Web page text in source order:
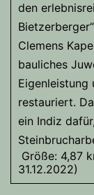
den
Clemens
bauliches
Eigenleistung
restauriert.
ein Indiz
Größe: 4,87
31.12.2022)